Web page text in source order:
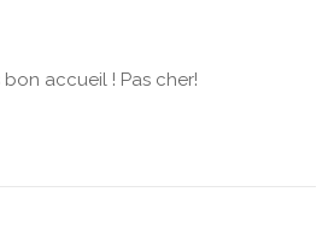
accueil ! Pas cher!